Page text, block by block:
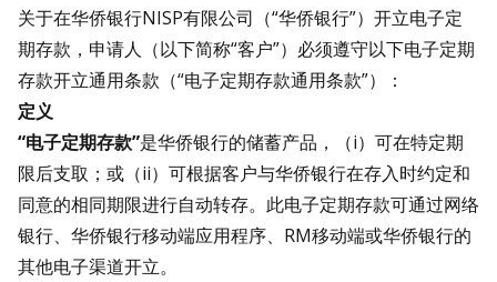
关于在华侨银行NISP有限公司（“华侨银行”）开立电子定
期存款，申请人（以下简称“客户”）必须遵守以下电子定期
存款开立通用条款（“电子定期存款通用条款”）：
定义
“电子定期存款”是华侨银行的储蓄产品，（i）可在特定期
限后支取；或（ii）可根据客户与华侨银行在存入时约定和
同意的相同期限进行自动转存。此电子定期存款可通过网络
银行、华侨银行移动端应用程序、RM移动端或华侨银行的
其他电子渠道开立。